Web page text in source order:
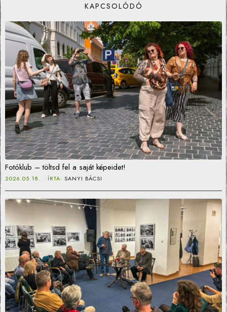
KAPCSOLÓDÓ
Fotóklub – töltsd fel a saját képeidet!
2026.05.18. ÍRTA: SANYI BÁCSI